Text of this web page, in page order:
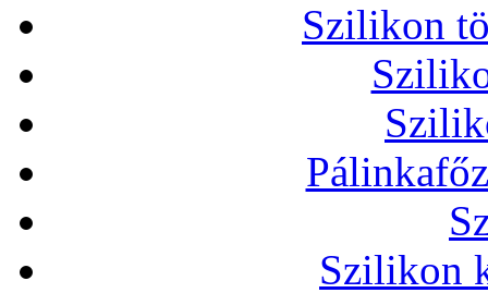
Szilikon
Szilikon